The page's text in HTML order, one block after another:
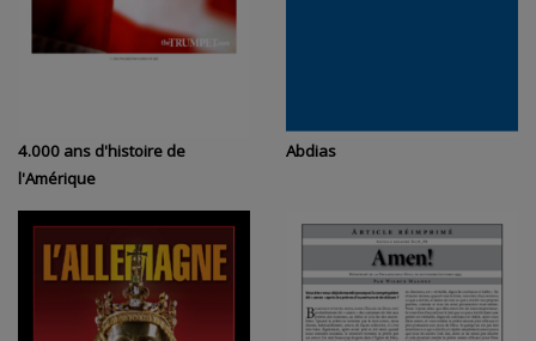
4.000 ans d'histoire de
l'Amérique
Abdias